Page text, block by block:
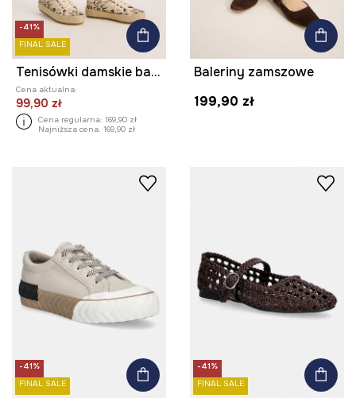
-41%
FINAL SALE
Tenisówki damskie bawełniane
Cena aktualna:
99,90 zł
Cena regularna: 169,90 zł
Najniższa cena: 169,90 zł
Baleriny zamszowe
199,90 zł
-41%
FINAL SALE
-41%
FINAL SALE